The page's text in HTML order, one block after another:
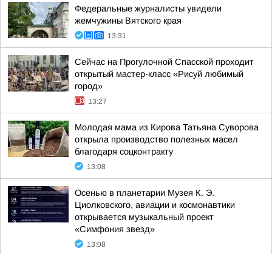
Федеральные журналисты увидели
жемчужины Вятского края
13:31
Сейчас на Прогулочной Спасской проходит
открытый мастер-класс «Рисуй любимый
город»
13:27
Молодая мама из Кирова Татьяна Суворова
открыла производство полезных масел
благодаря соцконтракту
13:08
Осенью в планетарии Музея К. Э.
Циолковского, авиации и космонавтики
открывается музыкальный проект
«Симфония звезд»
13:08